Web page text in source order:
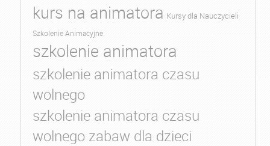
kurs na animatora Kursy dla Nauczycieli
Szkolenie Animacyjne
szkolenie animatora
szkolenie animatora czasu
wolnego
szkolenie animatora czasu
wolnego zabaw dla dzieci